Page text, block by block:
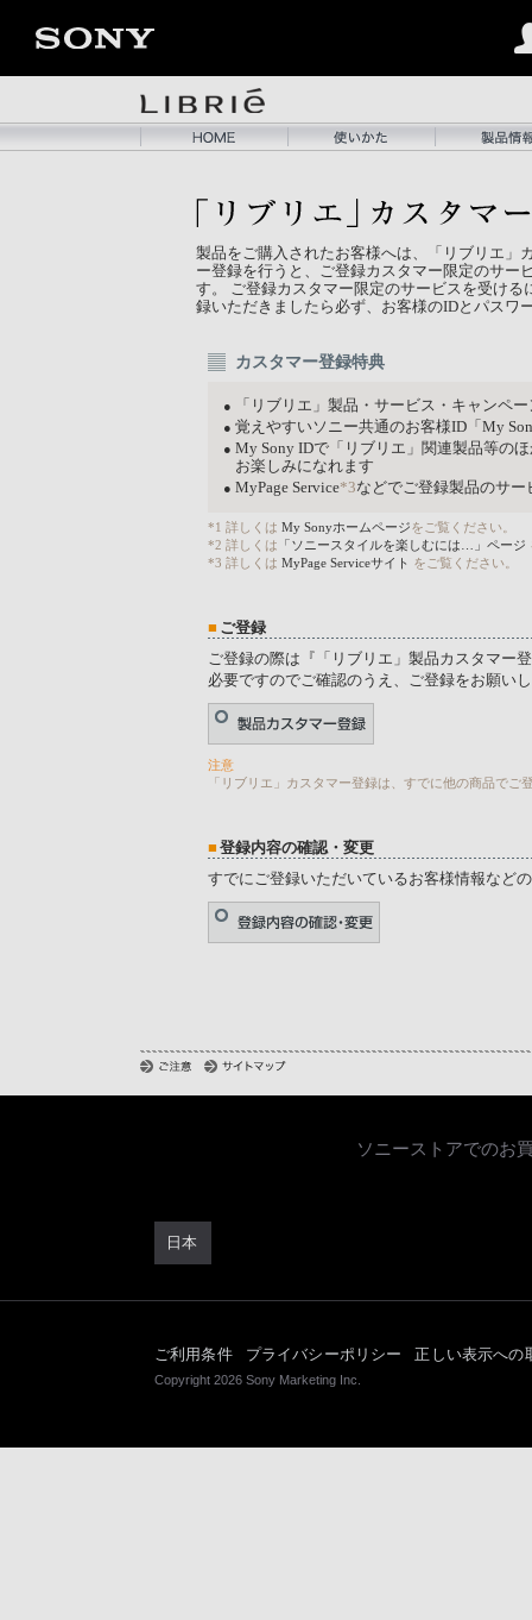
製品をご購入されたお客様へは、「リブリエ」
ー登録を行うと、ご登録カスタマー限定のサー
す。 ご登録カスタマー限定のサービスを受け
録いただきましたら必ず、お客様のIDとパスワ
カスタマー登録特典
● 「リブリエ」製品・サービス・キャンペ
● 覚えやすいソニー共通のお客様ID「My
● My Sony IDで「リブリエ」関連製品等の
お楽しみになれます
● MyPage Service*3などでご登録製品のサ
*1 詳しくは My Sonyホームページをご覧ください。
*2 詳しくは 「ソニースタイルを楽しむには…」ページ
*3 詳しくは MyPage Serviceサイト をご覧ください。
■ ご登録
ご登録の際は『「リブリエ」製品カスタマー
必要ですのでご確認のうえ、ご登録をお願い
注意
「リブリエ」カスタマー登録は、すでに他の商品で
■ 登録内容の確認・変更
すでにご登録いただいているお客様情報など
ソニーストアでのお
日本
ご利用条件 プライバシーポリシー 正しい表示への
Copyright 2026 Sony Marketing Inc.